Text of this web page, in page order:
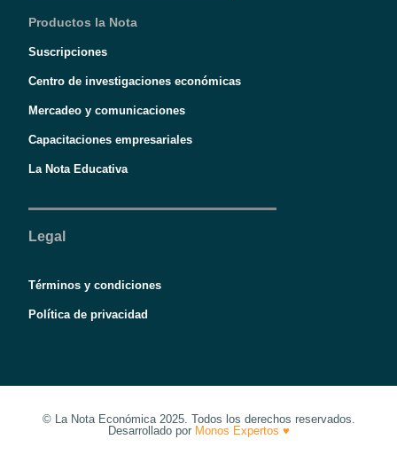
Productos la Nota
Suscripciones
Centro de investigaciones económicas
Mercadeo y comunicaciones
Capacitaciones empresariales
La Nota Educativa
Legal
Términos y condiciones
Política de privacidad
© La Nota Económica 2025. Todos los derechos reservados.
Desarrollado por Monos Expertos ♥